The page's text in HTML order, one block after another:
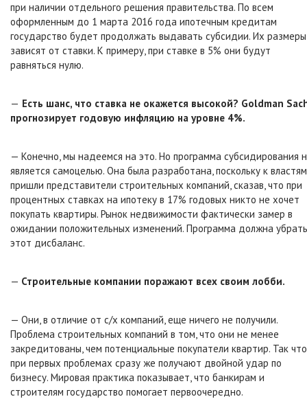
при наличии отдельного решения правительства. По всем
оформленным до 1 марта 2016 года ипотечным кредитам
государство будет продолжать выдавать субсидии. Их размеры
зависят от ставки. К примеру, при ставке в 5% они будут
равняться нулю.
— Есть шанс, что ставка не окажется высокой? Goldman
прогнозирует годовую инфляцию на уровне 4%.
— Конечно, мы надеемся на это. Но программа субсидирования
является самоцелью. Она была разработана, поскольку к властям
пришли представители строительных компаний, сказав, что при
процентных ставках на ипотеку в 17% годовых никто не хочет
покупать квартиры. Рынок недвижимости фактически замер в
ожидании положительных изменений. Программа должна убрать
этот дисбаланс.
— Строительные компании поражают всех своим лобби.
— Они, в отличие от с/х компаний, еще ничего не получили.
Проблема строительных компаний в том, что они не менее
закредитованы, чем потенциальные покупатели квартир. Так что
при первых проблемах сразу же получают двойной удар по
бизнесу. Мировая практика показывает, что банкирам и
строителям государство помогает первоочередно.